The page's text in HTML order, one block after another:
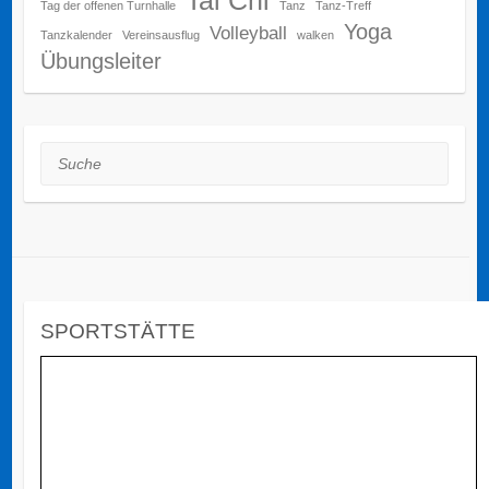
Tag der offenen Turnhalle Tanz Tanz-Treff
Tanzkalender Vereinsausflug Volleyball walken
Yoga
Übungsleiter
Suche
SPORTSTÄTTE